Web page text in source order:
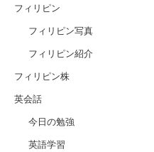
フィリピン
フィリピン写真
フィリピン紹介
フィリピン株
英会話
今日の勉強
英語学習